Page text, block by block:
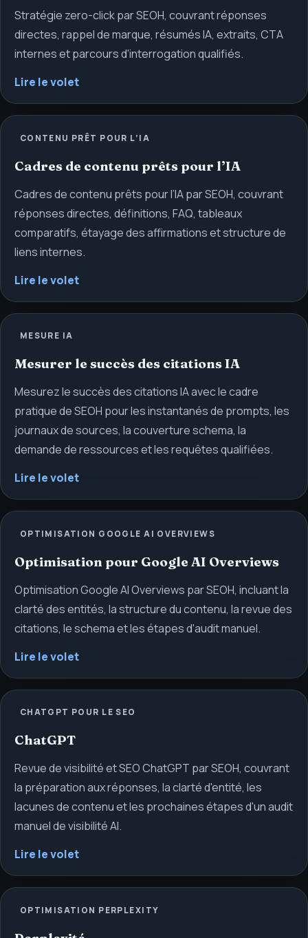
Stratégie zero-click par SEOH, couvrant réponses
directes, rappel de marque, résumés IA, extraits, CTA
internes et parcours d'interrogation qualifiés.
Lire le volet
CONTENU PRÊT POUR L’IA
Cadres de contenu prêts pour l’IA
Cadres de contenu prêts pour l’IA par SEOH, couvrant
réponses directes, définitions, FAQ, tableaux
comparatifs, étayage des affirmations et structure de
liens internes.
Lire le volet
MESURE IA
Mesurer le succès des citations IA
Mesurez le succès des citations IA avec le cadre
pratique de SEOH pour les instantanés de prompts, les
journaux de sources, la couverture schema, la
demande de ressources et les requêtes qualifiées.
Lire le volet
OPTIMISATION GOOGLE AI OVERVIEWS
Optimisation pour Google AI Overviews
Optimisation Google AI Overviews par SEOH, incluant la
clarté des entités, la structure du contenu, la revue des
citations, le schema et les étapes d'audit manuel.
Lire le volet
CHATGPT POUR LE SEO
ChatGPT
Revue de visibilité et SEO ChatGPT par SEOH, couvrant
la préparation aux réponses, la clarté d'entité, les
lacunes de contenu et les prochaines étapes d'un audit
manuel de visibilité AI.
Lire le volet
OPTIMISATION PERPLEXITY